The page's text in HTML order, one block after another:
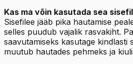
Kas ma võin kasutada sea
Sisefilee jääb pika hautamise
selles puudub vajalik rasvakiht.
saavutamiseks kasutage kindlasti
muutub hautades pehmeks ja